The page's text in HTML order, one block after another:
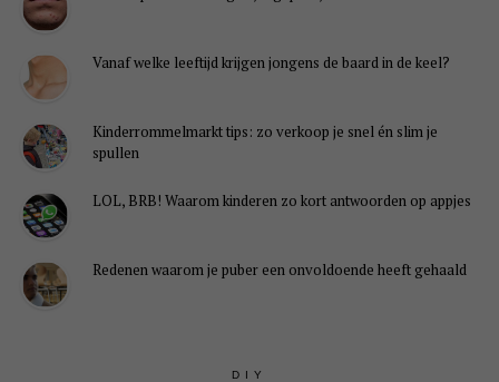
Vanaf welke leeftijd krijgen jongens de baard in de keel?
Kinderrommelmarkt tips: zo verkoop je snel én slim je
spullen
LOL, BRB! Waarom kinderen zo kort antwoorden op appjes
Redenen waarom je puber een onvoldoende heeft gehaald
DIY